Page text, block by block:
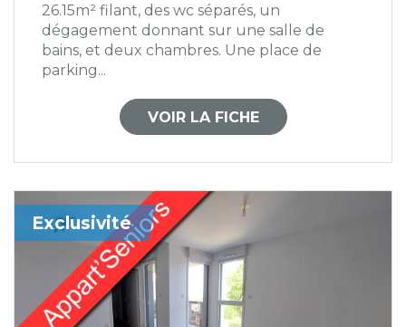
26.15m² filant, des wc séparés, un
dégagement donnant sur une salle de
bains, et deux chambres. Une place de
parking...
VOIR LA FICHE
Exclusivité